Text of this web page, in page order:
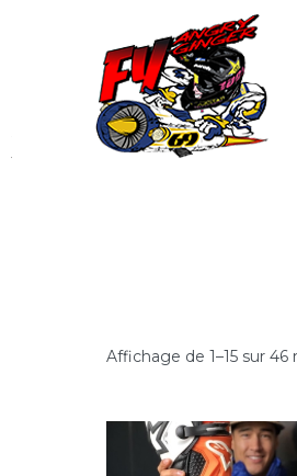
Affichage de 1–15 sur 46